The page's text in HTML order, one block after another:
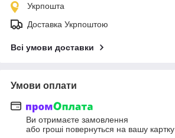
Укрпошта
Доставка Укрпоштою
Всі умови доставки
Умови оплати
Ви отримаєте замовлення
або гроші повернуться на вашу картку